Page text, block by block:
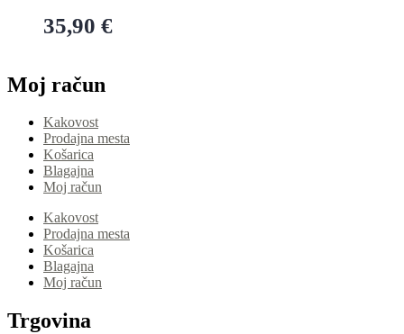
35,90 €
Moj račun
Kakovost
Prodajna mesta
Košarica
Blagajna
Moj račun
Kakovost
Prodajna mesta
Košarica
Blagajna
Moj račun
Trgovina